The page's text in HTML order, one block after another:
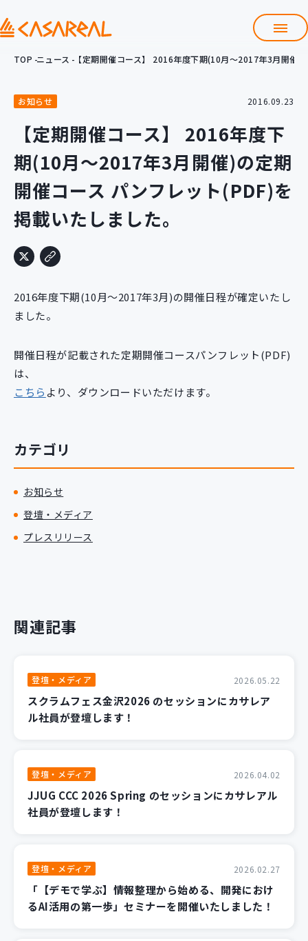
会社情報
サービス
プロダクト開発支援
クラウド導入支援 Git導入支援
システム構築支援
定型コース
新規開発サービス
導入事例
採用情報
Contact
TOP ニュース 【定期開催コース】 2016年度下期(10月～2017年3月開催)
お知らせ 2016.09.23
【定期開催コース】 2016年度下
期(10月～2017年3月開催)の定期
開催コース パンフレット(PDF)を
掲載いたしました。
2016年度下期(10月～2017年3月)の開催日程が確定いたし
ました。
開催日程が記載された定期開催コースパンフレット(PDF)
は、
こちら より、ダウンロードいただけます。
カテゴリ
お知らせ
登壇・メディア
プレスリリース
関連記事
登壇・メディア 2026.05.22
スクラムフェス金沢2026 のセッションにカサレア
ル社員が登壇します！
登壇・メディア 2026.04.02
JJUG CCC 2026 Spring のセッションにカサレアル
社員が登壇します！
登壇・メディア 2026.02.27
「【デモで学ぶ】情報整理から始める、開発におけ
るAI活用の第一歩」セミナーを開催いたしました！